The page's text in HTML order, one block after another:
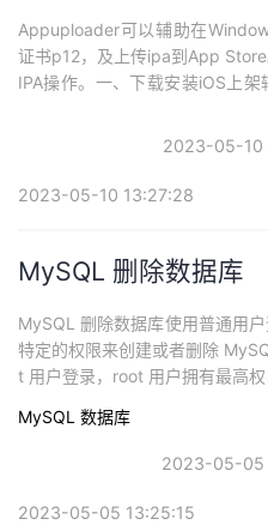
Appuploader可以辅助在
证书p12，及上传ipa到App
IPA操作。一、下载安装iOS
（p12文件） 发布证书用于上
2023-05-10
2023-05-10 13:27:28
MySQL 删除数据库
MySQL 删除数据库使用普通用
特定的权限来创建或者删除
t 用户登录，root 用户拥有最高
删除数据库drop 命令格式：
名为 RUNOOB 的数据库：
MySQL 数据库
2023-05-05
2023-05-05 13:25:15